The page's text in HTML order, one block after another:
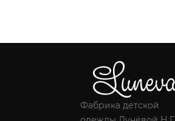
Фабрика детской